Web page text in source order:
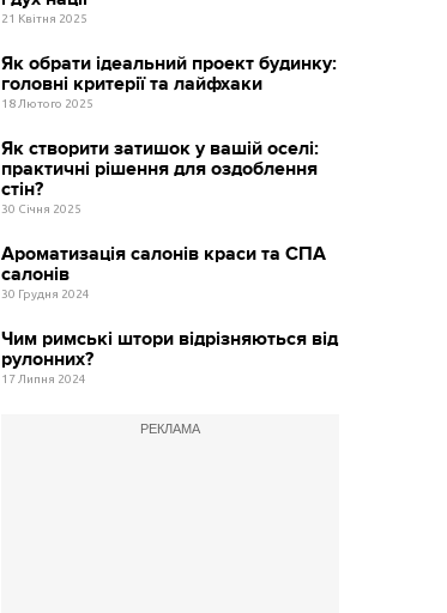
21 Квітня 2025
Як обрати ідеальний проект будинку:
головні критерії та лайфхаки
18 Лютого 2025
Як створити затишок у вашій оселі:
практичні рішення для оздоблення
стін?
30 Січня 2025
Ароматизація салонів краси та СПА
салонів
30 Грудня 2024
Чим римські штори відрізняються від
рулонних?
17 Липня 2024
РЕКЛАМА